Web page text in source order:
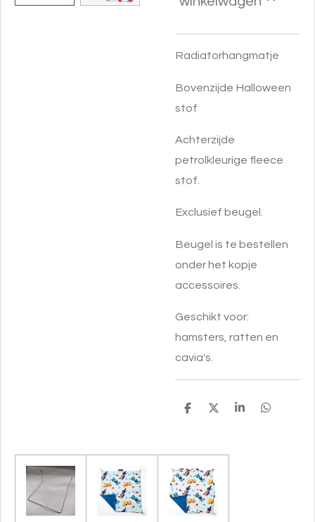
Radiatorhangmatje
Bovenzijde Halloween
stof
Achterzijde
petrolkleurige fleece
stof.
Exclusief beugel.
Beugel is te bestellen
onder het kopje
accessoires.
Geschikt voor:
hamsters, ratten en
cavia's.
D
D
S
D